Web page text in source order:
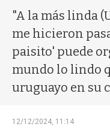
"A la más linda
me hicieron
paisito' puede
mundo lo lindo
uruguayo en su
12/12/2024, 11:14